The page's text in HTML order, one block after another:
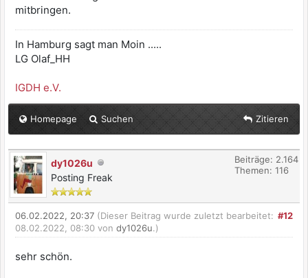
mitbringen.
In Hamburg sagt man Moin .....
LG Olaf_HH
IGDH e.V.
Homepage Suchen Zitieren
dy1026u
Posting Freak
Beiträge: 2.164
Themen: 116
#12
06.02.2022, 20:37 (Dieser Beitrag wurde zuletzt bearbeitet:
08.02.2022, 08:30 von dy1026u.)
sehr schön.